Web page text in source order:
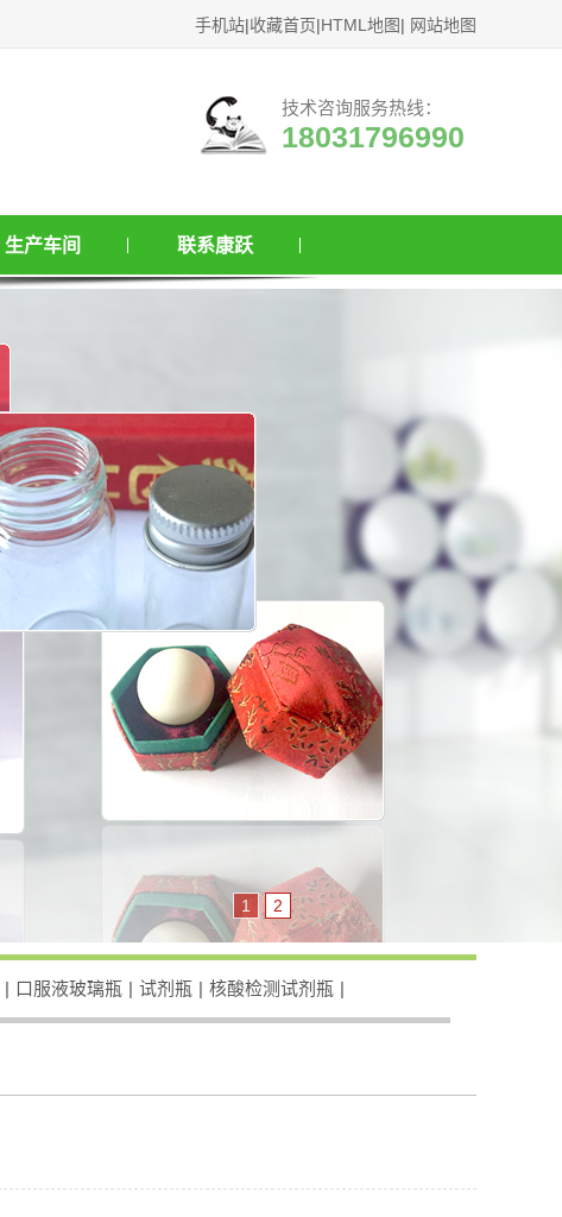
手机站|收藏首页|HTML地图| 网站地图
技术咨询服务热线：
18031796990
生产车间 联系康跃
1 2
| 口服液玻璃瓶 | 试剂瓶 | 核酸检测试剂瓶 |